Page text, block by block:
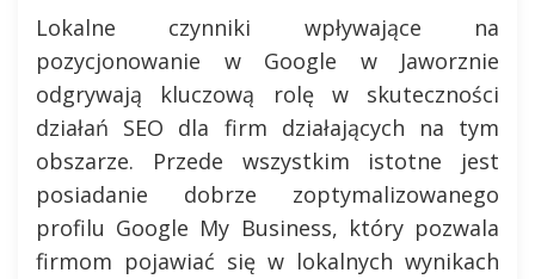
Lokalne czynniki wpływające na
pozycjonowanie w Google w Jaworznie
odgrywają kluczową rolę w skuteczności
działań SEO dla firm działających na tym
obszarze. Przede wszystkim istotne jest
posiadanie dobrze zoptymalizowanego
profilu Google My Business, który pozwala
firmom pojawiać się w lokalnych wynikach